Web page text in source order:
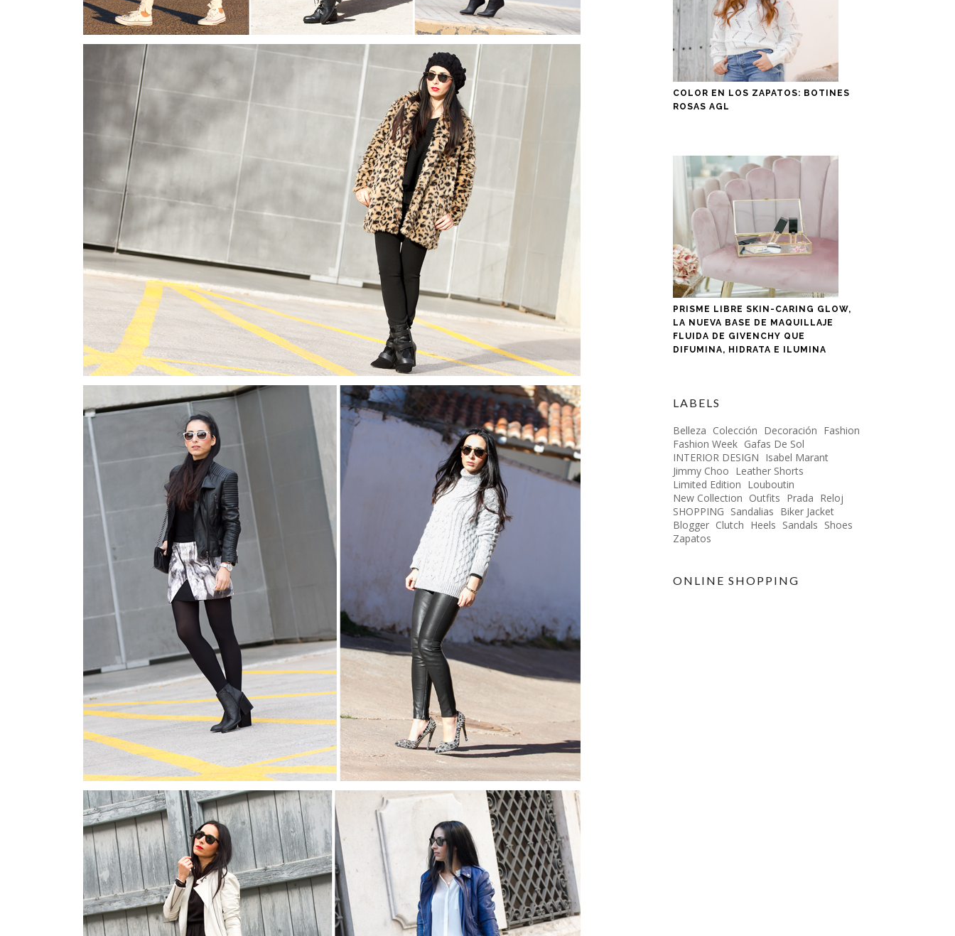
COLOR EN LOS ZAPATOS: BOTINES
ROSAS AGL
PRISME LIBRE SKIN-CARING GLOW,
LA NUEVA BASE DE MAQUILLAJE
FLUIDA DE GIVENCHY QUE
DIFUMINA, HIDRATA E ILUMINA
LABELS
Belleza Colección Decoración Fashion
Fashion Week Gafas De Sol
INTERIOR DESIGN Isabel Marant
Jimmy Choo Leather Shorts
Limited Edition Louboutin
New Collection Outfits Prada Reloj
SHOPPING Sandalias Biker Jacket
Blogger Clutch Heels Sandals Shoes
Zapatos
ONLINE SHOPPING